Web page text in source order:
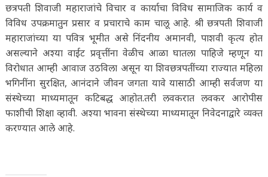
छत्रपती शिवाजी महाराजांचे विचार व कार्याचा विविध सामाजिक कार्य व
विविध उपक्रमातुन प्रसार व प्रचाराचे काम चालू आहे. श्री छत्रपती शिवाजी
महाराजांच्या या पवित्र भूमीत असे निंदनीय अमानवी, पाशवी कृत्य होत
असल्याने अश्या वाईट प्रवृत्तींना वेळीच आळा घातला पाहिजे म्हणून या
विरोधात आम्ही आवाज उठविला असून या शिवछत्रपतींच्या राज्यात महिला
भगिनींना सुरक्षित, आनंदाने जीवन जगता यावे यासाठी आम्ही सर्वजण या
संस्थेच्या माध्यमातून कटिबद्ध आहोत.तरी लवकरात लवकर आरोपीस
फाशीची शिक्षा व्हावी. अश्या भावना संस्थेच्या माध्यमातून निवेदनाद्वारे व्यक्त
करण्यात आले आहे.